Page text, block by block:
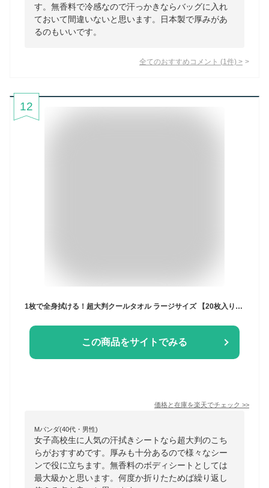
す。無香料で冷感なので汗っかきならバッグに入れ
ておいて間違いないと思います。日本製で厚みがあ
るのもいいです。
全てのおすすめコメント (1 件) >
12
1枚で全身拭ける！超大判クールタオル ラージサイズ 【20枚入り】 ボディシート 冷感 冷たい ひんやり 汗ふきシート 汗拭きシート 無香料 冷却シート 全身用 涼しい 暑さ対策 熱中症対策 スポーツ 運動 ジム 部活 真夏 メンズ レディース 大きい 最強 2409ss
この商品をサイトでみる
価格と在庫を楽天でチェック >>
Mパンダ(40代・男性)
女子高校生に人気の汗拭きシートなら超大判のこち
らがおすすめです。厚みも十分あるので様々なシー
ンで役に立ちます。無香料のボディシートとしては
最大級かと思います。何度か折りたためば繰り返し